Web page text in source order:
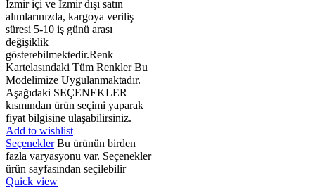
İzmir içi ve İzmir dışı satın
alımlarınızda, kargoya veriliş
süresi 5-10 iş günü arası
değişiklik
gösterebilmektedir.Renk
Kartelasındaki Tüm Renkler Bu
Modelimize Uygulanmaktadır.
Aşağıdaki SEÇENEKLER
kısmından ürün seçimi yaparak
fiyat bilgisine ulaşabilirsiniz.
Add to wishlist
Seçenekler Bu ürünün birden
fazla varyasyonu var. Seçenekler
ürün sayfasından seçilebilir
Quick view